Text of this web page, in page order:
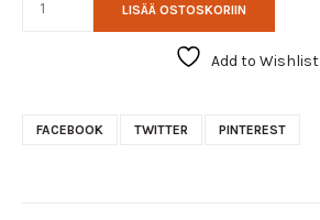
LISÄÄ OSTOSKORIIN
Add to Wishlist
FACEBOOK TWITTER PINTEREST